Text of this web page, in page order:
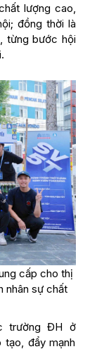
lượng cao,
đồng thời là
từng bước hội
cấp cho thị
nhân sự chất
trường ĐH ở
đẩy mạnh